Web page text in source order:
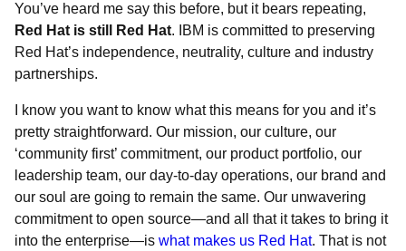
You’ve heard me say this before, but it bears repeating,
Red Hat is still Red Hat. IBM is committed to preserving
Red Hat’s independence, neutrality, culture and industry
partnerships.
I know you want to know what this means for you and it’s
pretty straightforward. Our mission, our culture, our
‘community first’ commitment, our product portfolio, our
leadership team, our day-to-day operations, our brand and
our soul are going to remain the same. Our unwavering
commitment to open source—and all that it takes to bring it
into the enterprise—is what makes us Red Hat. That is not